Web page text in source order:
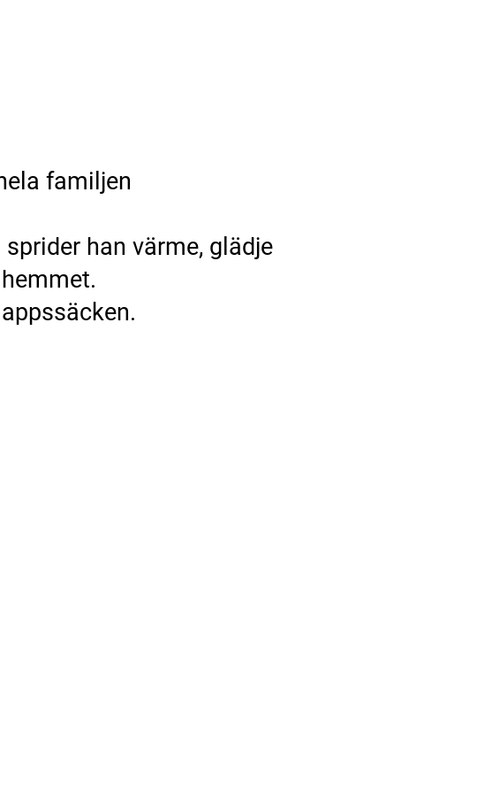
familjen
han värme, glädje